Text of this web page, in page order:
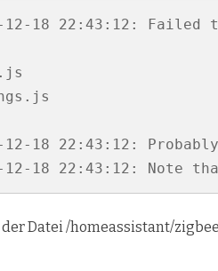
12-18 22:43:12:
12-18 22:43:12:
12-18 22:43:12:
Datei /homeassistant/